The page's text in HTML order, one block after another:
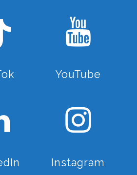
YouTube
Instagram